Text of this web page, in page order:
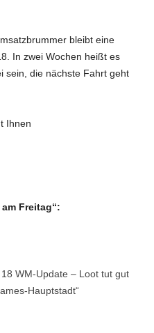
bleibt eine
In zwei Wochen heißt es
sein, die nächste Fahrt geht
Ihnen
Freitag“:
WM-Update – Loot tut gut
Hauptstadt“